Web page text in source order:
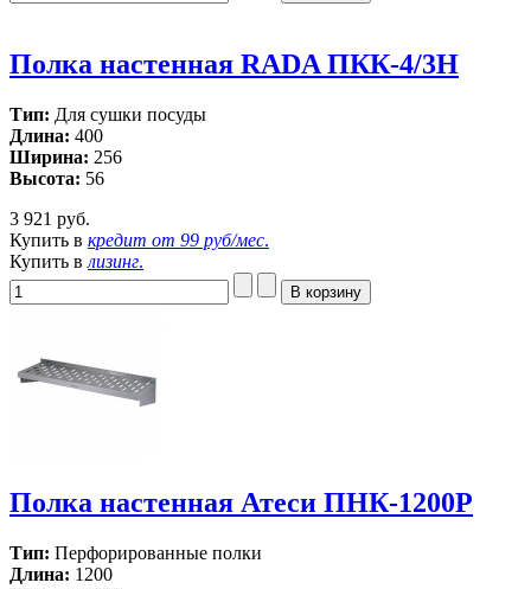
Полка настенная RADA ПКК-4/3Н
Тип: Для сушки посуды
Длина: 400
Ширина: 256
Высота: 56
3 921 руб.
Купить в кредит от 99 руб/мес.
Купить в лизинг.
Полка настенная Атеси ПНК-1200Р
Тип: Перфорированные полки
Длина: 1200